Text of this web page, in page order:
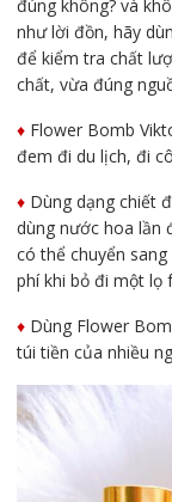
đúng không? và
như lời đồn, hãy
để kiểm tra chất
chất, vừa đúng
♦️Flower Bomb
đem đi du lịch, đi
♦️Dùng dạng chiết
dùng nước hoa lần
có thể chuyển
phí khi bỏ đi một lọ
♦️ Dùng Flower
túi tiền của nhiều